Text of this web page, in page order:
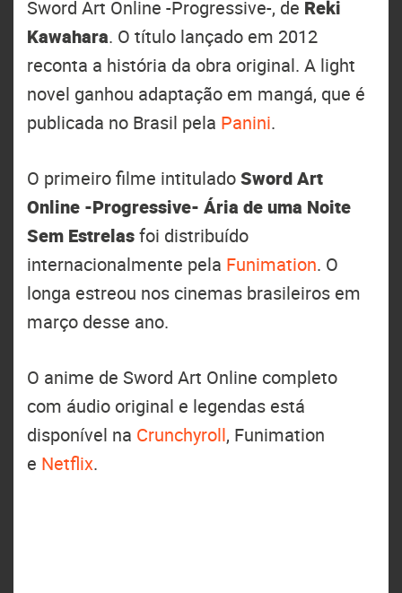
Sword Art Online -Progressive-, de Reki
Kawahara. O título lançado em 2012
reconta a história da obra original. A light
novel ganhou adaptação em mangá, que é
publicada no Brasil pela Panini.
O primeiro filme intituladoSword Art
Online -Progressive- Ária de uma Noite
Sem Estrelasfoi distribuído
internacionalmente pela Funimation. O
longa estreou nos cinemas brasileiros em
março desse ano.
O anime de Sword Art Online completo
com áudio original e legendas está
disponível na Crunchyroll, Funimation
e Netflix.